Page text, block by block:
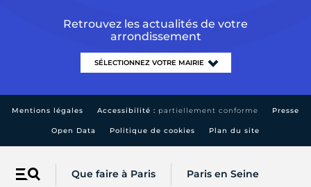
Menu Que faire à Paris Paris en Seine
Retrouvez les actualités de votre
arrondissement
Mentions légales Accessibilité : partiellement conforme Presse
Open Data Politique de cookies Plan du site